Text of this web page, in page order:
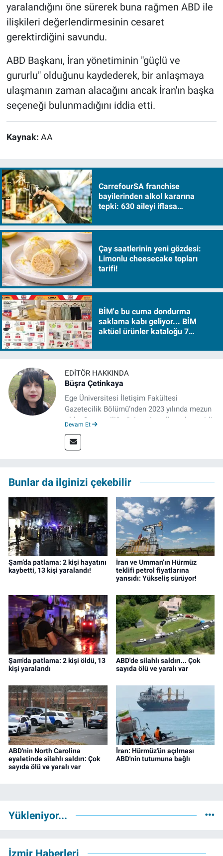
yaralandığını öne sürerek buna rağmen ABD ile
ilişkileri değerlendirmesinin cesaret
gerektirdiğini savundu.
ABD Başkanı, İran yönetiminin "güçlü ve
gururlu" olduğunu kaydederek, bir anlaşmaya
ulaşmanın zaman alacağını ancak İran'ın başka
seçeneği bulunmadığını iddia etti.
Kaynak: AA
CarrefourSA franchise
bayilerinden alkol kararına
tepki: 630 aileyi iflasa
Çay saatlerinin yeni gözdesi:
Limonlu cheesecake topları
tarifi!
BİM'e bu cuma dondurma
saklama kabı geliyor... BİM
aktüel ürünler kataloğu 7
EDITÖR HAKKINDA
Büşra Çetinkaya
Ege Üniversitesi İletişim Fakültesi
Gazetecilik Bölümü’nden 2023 yılında mezun
oldu. Gazeteciliğe üniversite yıllarında çeşitli
Meslek hayatına 2023'te İzmir'de başlayan
gazeteci, halen izgazete.net’te editör olarak
Devam Et
Bunlar da ilginizi çekebilir
Şam’da patlama: 2 kişi hayatını
kaybetti, 13 kişi yaralandı!
İran ve Umman’ın Hürmüz
teklifi petrol fiyatlarına
yansıdı: Yükseliş sürüyor!
Şam'da patlama: 2 kişi öldü, 13
kişi yaralandı
ABD'de silahlı saldırı... Çok
sayıda ölü ve yaralı var
ABD'nin North Carolina
eyaletinde silahlı saldırı: Çok
sayıda ölü ve yaralı var
İran: Hürmüz'ün açılması
ABD'nin tutumuna bağlı
Yükleniyor...
İzmir Haberleri